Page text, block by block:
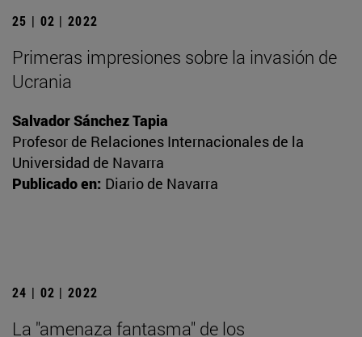
25 | 02 | 2022
Primeras impresiones sobre la invasión de
Ucrania
Salvador Sánchez Tapia
Profesor de Relaciones Internacionales de la
Universidad de Navarra
Publicado en: Diario de Navarra
24 | 02 | 2022
La "amenaza fantasma" de los